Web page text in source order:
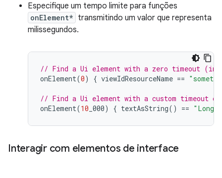
Especifique um tempo limite para funções
onElement* transmitindo um valor que representa
milissegundos.
// Find a Ui element with a zero timeout
onElement(0) { viewIdResourceName ==
// Find a Ui element with a custom timeout of
onElement(10 _000) { textAsString() == "Long
Interagir com elementos de interface